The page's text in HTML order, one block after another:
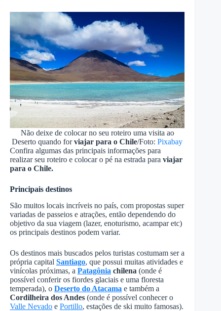
Não deixe de colocar no seu roteiro uma visita ao
Deserto quando forviajar para o Chile/Foto:Pixabay
Confira algumas das principais informações para
realizar seu roteiro e colocar o pé na estrada para viajar
para o Chile.
Principais destinos
São muitos locais incríveis no país, com propostas super
variadas de passeios e atrações, então dependendo do
objetivo da sua viagem (lazer, enoturismo, acampar etc)
os principais destinos podem variar.
Os destinos mais buscados pelos turistas costumam ser a
própria capital Santiago, que possui muitas atividades e
vinícolas próximas, a Patagônia chilena (onde é
possível conferir os fiordes glaciais e uma floresta
temperada), o Deserto do Atacama e também a
Cordilheira dos Andes (onde é possível conhecer o
Valle Nevado e Portillo, estações de ski muito famosas).